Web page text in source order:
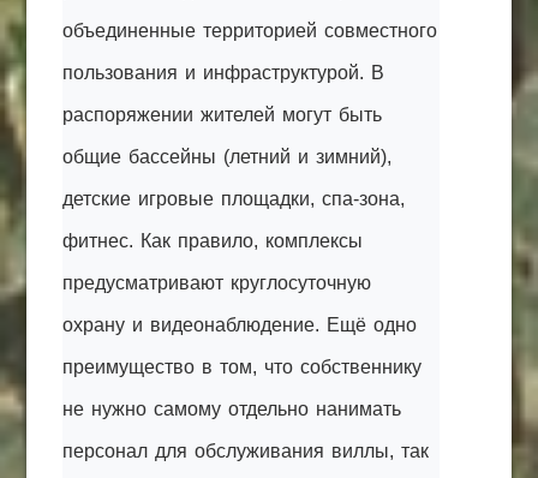
объединенные территорией совместного
пользования и инфраструктурой. В
распоряжении жителей могут быть
общие бассейны (летний и зимний),
детские игровые площадки, спа-зона,
фитнес. Как правило, комплексы
предусматривают круглосуточную
охрану и видеонаблюдение. Ещё одно
преимущество в том, что собственнику
не нужно самому отдельно нанимать
персонал для обслуживания виллы, так